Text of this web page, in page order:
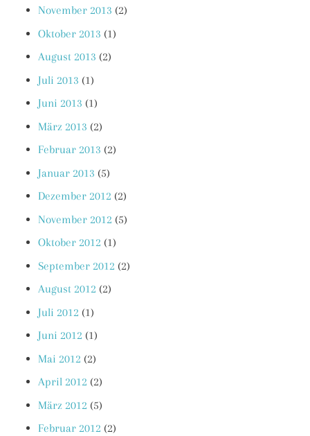
November 2013 (2)
Oktober 2013 (1)
August 2013 (2)
Juli 2013 (1)
Juni 2013 (1)
März 2013 (2)
Februar 2013 (2)
Januar 2013 (5)
Dezember 2012 (2)
November 2012 (5)
Oktober 2012 (1)
September 2012 (2)
August 2012 (2)
Juli 2012 (1)
Juni 2012 (1)
Mai 2012 (2)
April 2012 (2)
März 2012 (5)
Februar 2012 (2)